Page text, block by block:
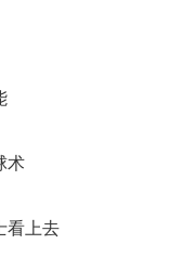
术
看上去